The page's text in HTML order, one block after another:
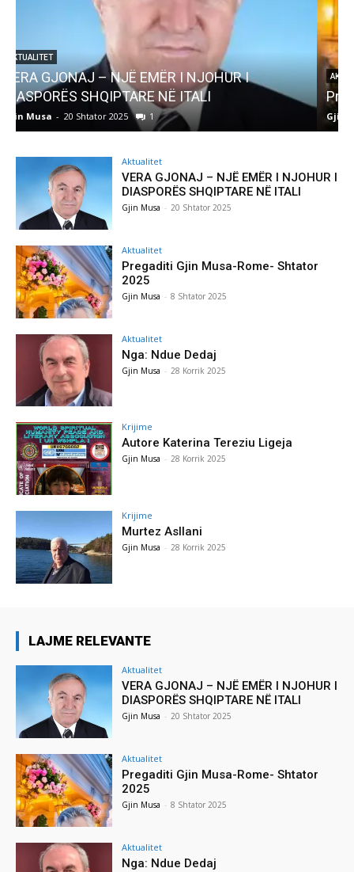
AKTUALITET
Pregaditi Gjin Musa-Rome- Shtator 2025
Gjin Musa - 8 Shtator 2025 0
Aktualitet
VERA GJONAJ – NJË EMËR I NJOHUR I
DIASPORËS SHQIPTARE NË ITALI
Gjin Musa - 20 Shtator 2025
Aktualitet
Pregaditi Gjin Musa-Rome- Shtator
2025
Gjin Musa - 8 Shtator 2025
Aktualitet
Nga: Ndue Dedaj
Gjin Musa - 28 Korrik 2025
Krijime
Autore Katerina Tereziu Ligeja
Gjin Musa - 28 Korrik 2025
Krijime
Murtez Asllani
Gjin Musa - 28 Korrik 2025
LAJME RELEVANTE
Aktualitet
VERA GJONAJ – NJË EMËR I NJOHUR I
DIASPORËS SHQIPTARE NË ITALI
Gjin Musa - 20 Shtator 2025
Aktualitet
Pregaditi Gjin Musa-Rome- Shtator
2025
Gjin Musa - 8 Shtator 2025
Aktualitet
Nga: Ndue Dedaj